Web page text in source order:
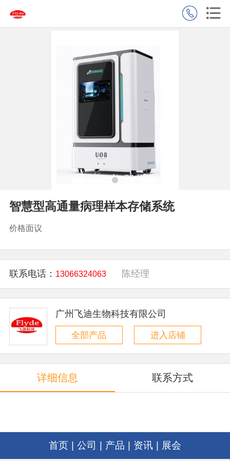
智慧型高通量病理样本存储系统
价格面议
联系电话： 13066324063 陈经理
广州飞迪生物科技有限公司
全部产品 进入店铺
详细信息 联系方式
首页 | 公司 | 产品 | 资讯 | 展会